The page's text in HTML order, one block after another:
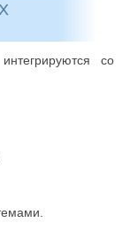
со